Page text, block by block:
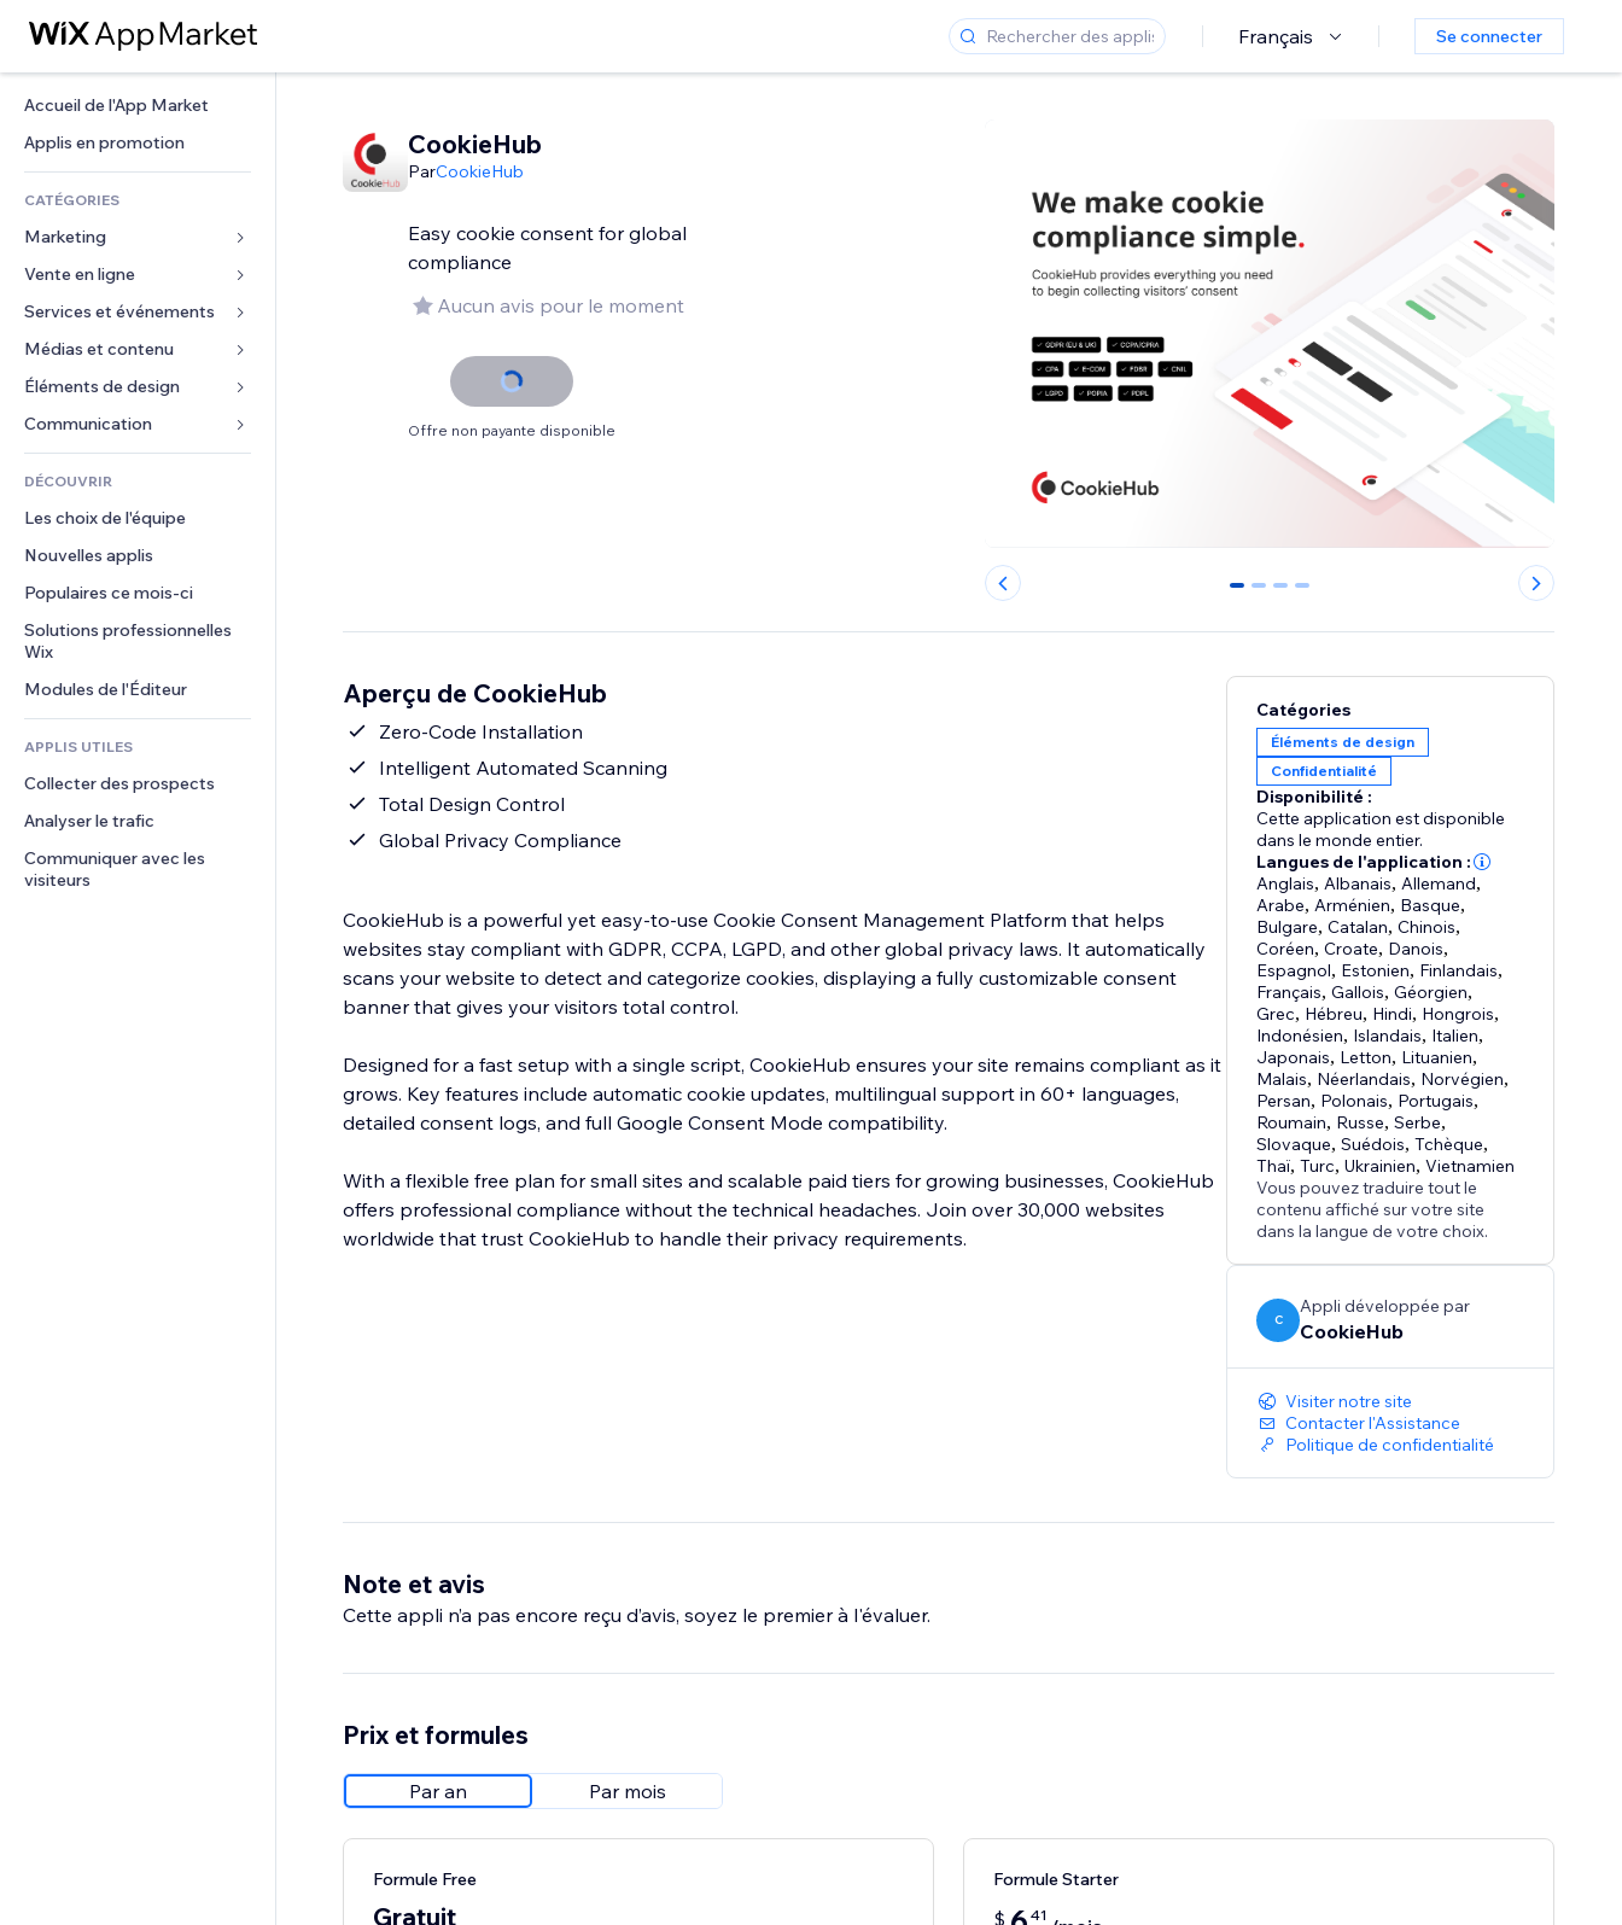
Français Se connecter
Accueil de l'App Market
Applis en promotion
CATÉGORIES
Marketing
Publicités
Mobile
Données analytiques
Réseaux sociaux
Classement de sites
E-mail
Vente en ligne
Applis pour les boutiques
Expédition et livraison
Boutons Vente
Comptabilité
Coupons et fidélisation
Solutions d'entreposage
Financement participatif
Alimentation et boissons
Services et événements
Hôtels
Événements
Restaurants
Immobilier
Réservations
Médias et contenu
Galerie
Musique
Podcasts
Photographie
Vidéo
PDF
Partage de fichiers
Actualités
Services de contenu
Effets de texte
Éléments de design
Cartes et navigation
Confidentialité
Horloge
Modèles de pages
Effets sur images
Boutons et menus
Bannières et badges
Calculateurs
Rechercher
Formulaires
Sondages
Chat
Commentaires
Téléphone
Communauté
Avis et commentaires
DÉCOUVRIR
Les choix de l'équipe
Nouvelles applis
Populaires ce mois‑ci
Solutions professionnelles
Wix
Modules de l'Éditeur
APPLIS UTILES
Collecter des prospects
Analyser le trafic
Communiquer avec les
visiteurs
CookieHub
ParCookieHub
Easy cookie consent for global
compliance
Aucun avis pour le moment
Offre non payante disponible
0 1 2 3
Aperçu de CookieHub
Zero-Code Installation
Intelligent Automated Scanning
Total Design Control
Global Privacy Compliance
CookieHub is a powerful yet easy-to-use Cookie Consent Management Platform that helps
websites stay compliant with GDPR, CCPA, LGPD, and other global privacy laws. It automatically
scans your website to detect and categorize cookies, displaying a fully customizable consent
banner that gives your visitors total control.
Designed for a fast setup with a single script, CookieHub ensures your site remains compliant as it
grows. Key features include automatic cookie updates, multilingual support in 60+ languages,
detailed consent logs, and full Google Consent Mode compatibility.
With a flexible free plan for small sites and scalable paid tiers for growing businesses, CookieHub
offers professional compliance without the technical headaches. Join over 30,000 websites
worldwide that trust CookieHub to handle their privacy requirements.
Catégories
Éléments de design
Confidentialité
Disponibilité :
Cette application est disponible
dans le monde entier.
Langues de l'application :
Anglais, Albanais, Allemand,
Arabe, Arménien, Basque,
Bulgare,Catalan,Chinois,
Coréen,Croate, Danois,
Espagnol, Estonien, Finlandais,
Français,Gallois,Géorgien,
Grec, Hébreu, Hindi, Hongrois,
Indonésien, Islandais, Italien,
Japonais, Letton, Lituanien,
Malais, Néerlandais, Norvégien,
Persan, Polonais, Portugais,
Roumain, Russe,Serbe,
Slovaque,Suédois,Tchèque,
Thaï,Turc,Ukrainien,Vietnamien
Vous pouvez traduire tout le
contenu affiché sur votre site
dans la langue de votre choix.
C
Appli développée par
CookieHub
Visiter notre site
Contacter l'Assistance
Politique de confidentialité
Note et avis
Cette appli n’a pas encore reçu d’avis, soyez le premier à l'évaluer.
Prix et formules
Par an Par mois
Formule Free
Gratuit
Formule Starter
$ 41